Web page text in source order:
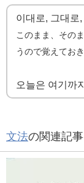
이대로, 그대로,
このまま、その
うので覚えてお
오늘은 여기까
文法の関連記事